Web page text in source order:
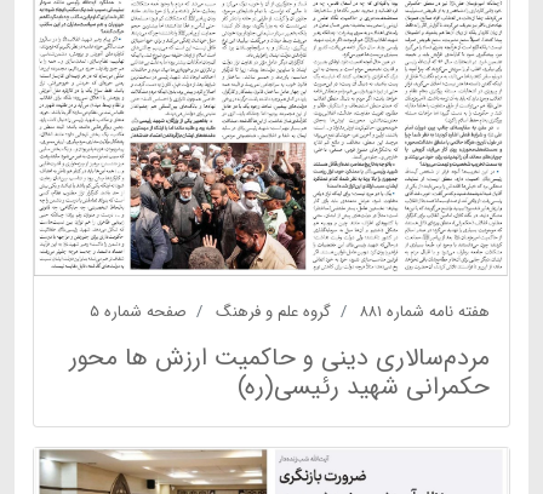
هفته نامه شماره ۸۸۱ گروه علم و فرهنگ صفحه شماره ۵
مردم‌سالاری دینی و حاکمیت ارزش ها محور
حکمرانی شهید رئیسی(ره)